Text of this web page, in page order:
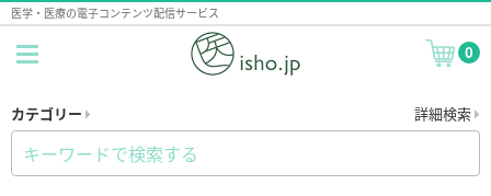
医学・医療の電子コンテンツ配信サービス
0
カテゴリー 詳細検索